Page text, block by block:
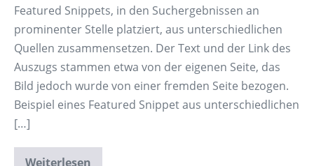
Featured Snippets, in den Suchergebnissen an
prominenter Stelle platziert, aus unterschiedlichen
Quellen zusammensetzen. Der Text und der Link des
Auszugs stammen etwa von der eigenen Seite, das
Bild jedoch wurde von einer fremden Seite bezogen.
Beispiel eines Featured Snippet aus unterschiedlichen
[…]
Weiterlesen